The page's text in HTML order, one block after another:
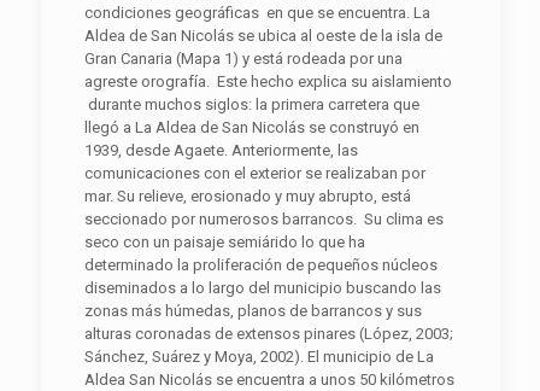
condiciones geográficas en que se encuentra. La
Aldea de San Nicolás se ubica al oeste de la isla de
Gran Canaria (Mapa 1) y está rodeada por una
agreste orografía. Este hecho explica su aislamiento
durante muchos siglos: la primera carretera que
llegó a La Aldea de San Nicolás se construyó en
1939, desde Agaete. Anteriormente, las
comunicaciones con el exterior se realizaban por
mar. Su relieve, erosionado y muy abrupto, está
seccionado por numerosos barrancos. Su clima es
seco con un paisaje semiárido lo que ha
determinado la proliferación de pequeños núcleos
diseminados a lo largo del municipio buscando las
zonas más húmedas, planos de barrancos y sus
alturas coronadas de extensos pinares (López, 2003;
Sánchez, Suárez y Moya, 2002). El municipio de La
Aldea San Nicolás se encuentra a unos 50 kilómetros